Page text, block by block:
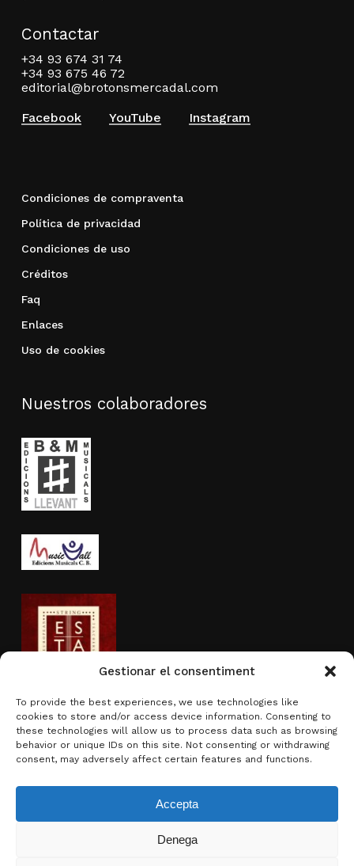
Gestionar el consentiment
To provide the best experiences, we use technologies like
cookies to store and/or access device information. Consenting to
these technologies will allow us to process data such as browsing
behavior or unique IDs on this site. Not consenting or withdrawing
consent, may adversely affect certain features and functions.
Accepta
Denega
Contactar
+34 93 674 31 74
+34 93 675 46 72
editorial@brotonsmercadal.com
Facebook
YouTube Instagram
Condiciones de compraventa
Política de privacidad
Condiciones de uso
Créditos
Faq
Enlaces
Uso de cookies
Nuestros colaboradores
Actividad subvencionada por